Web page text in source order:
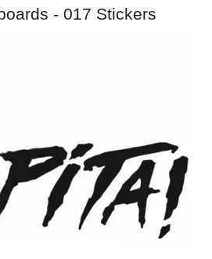
- 017 Stickers